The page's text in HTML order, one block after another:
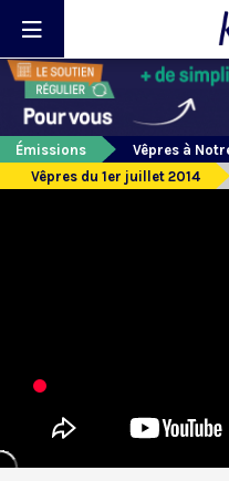
Émissions
Vêpres à
Vêpres du 1er juillet 2014